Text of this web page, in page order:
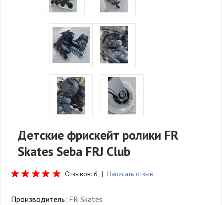
Детские фрискейт ролики FR
Skates Seba FRJ Club
Отзывов: 6 | Написать отзыв
Производитель: FR Skates